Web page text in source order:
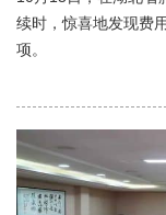
续时，惊喜地发现费
项。